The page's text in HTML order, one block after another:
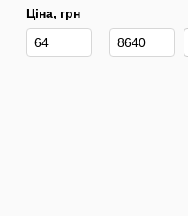
Ціна, грн
Від Ціна, грн
До Ціна, грн